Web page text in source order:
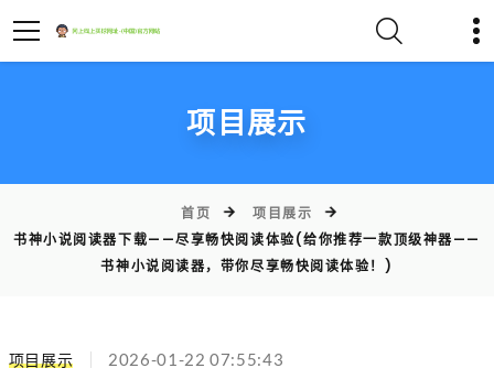
项目展示
首页
项目展示
书神小说阅读器下载——尽享畅快阅读体验(给你推荐一款顶级神器——
书神小说阅读器，带你尽享畅快阅读体验！)
项目展示 2026-01-22 07:55:43